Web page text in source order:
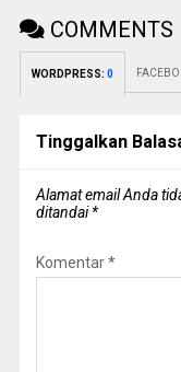
COMMENTS
WORDPRESS: 0
Tinggalkan
Alamat email Anda
ditandai*
Komentar*